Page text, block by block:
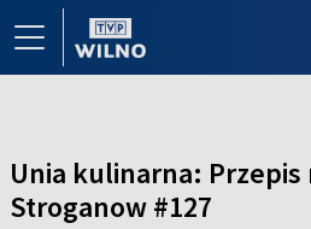
Unia kulinarna: Przepis
Stroganow #127